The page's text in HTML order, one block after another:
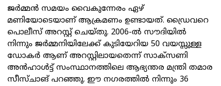
ജര്‍മ്മന്‍ സമയം വൈകുന്നേരം ഏഴ്
മണിയോടെയാണ് ആക്രമണം ഉണ്ടായത്. ഡ്രൈവറെ
പൊലീസ് അറസ്റ്റ് ചെയ്തു. 2006-ല്‍ സൗദിയില്‍
നിന്നും ജര്‍മ്മനിയിലേക്ക് കുടിയേറിയ 50 വയസ്സുള്ള
ഡോകര്‍ ആണ് അറസ്റ്റിലായതെന്ന് സാക്‌സണി
അന്‍ഹാള്‍ട്ട് സംസ്ഥാനത്തിലെ ആഭ്യന്തര മന്ത്രി തമാര
സീസ്ചാങ് പറഞ്ഞു. ഈ നഗരത്തില്‍ നിന്നും 36